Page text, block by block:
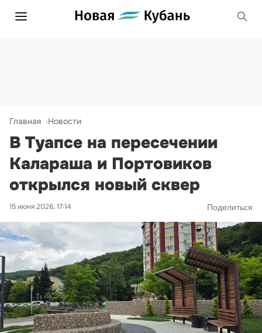
Главная Новости
В Туапсе на пересечении
Калараша и Портовиков
открылся новый сквер
15 июня 2026, 17:14 Поделиться